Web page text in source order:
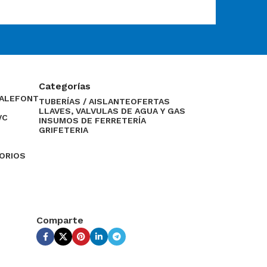
Categorías
TUBERÍAS / AISLANTEOFERTAS
LLAVES, VALVULAS DE AGUA Y GAS
INSUMOS DE FERRETERÍA
GRIFETERIA
Comparte